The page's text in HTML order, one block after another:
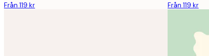
Från 119 kr Från 119 kr